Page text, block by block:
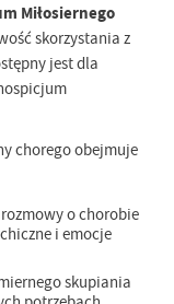
Miłosiernego
skorzystania z
jest dla
chorego obejmuje
o chorobie
i emocje
skupiania